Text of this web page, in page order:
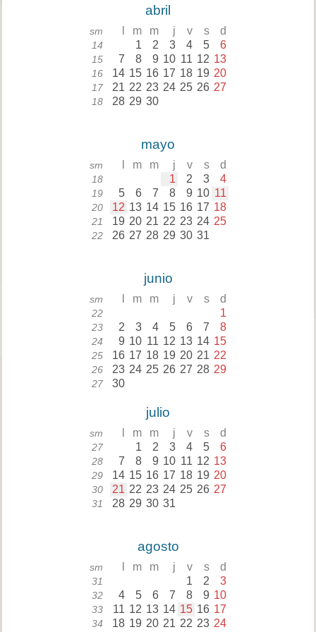
abril
sm m m j v s d
14 1 2 3 4 5 6
15 7 8 9 10 11 12 13
16 14 15 16 17 18 19 20
17 21 22 23 24 25 26 27
18 28 29 30
mayo
sm m m j v s d
18 1 2 3 4
19 5 6 7 8 9 10 11
20 12 13 14 15 16 17 18
21 19 20 21 22 23 24 25
22 26 27 28 29 30 31
junio
sm m m j v s d
22 1
23 2 3 4 5 6 7 8
24 9 10 11 12 13 14 15
25 16 17 18 19 20 21 22
26 23 24 25 26 27 28 29
27 30
julio
sm m m j v s d
27 1 2 3 4 5 6
28 7 8 9 10 11 12 13
29 14 15 16 17 18 19 20
30 21 22 23 24 25 26 27
31 28 29 30 31
agosto
sm m m j v s d
31 1 2 3
32 4 5 6 7 8 9 10
33 11 12 13 14 15 16 17
34 18 19 20 21 22 23 24